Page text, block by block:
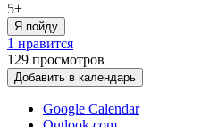
5+
Я пойду
1 нравится
129 просмотров
Добавить в календарь
Google Calendar